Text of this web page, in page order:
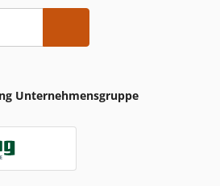
Unternehmensgruppe